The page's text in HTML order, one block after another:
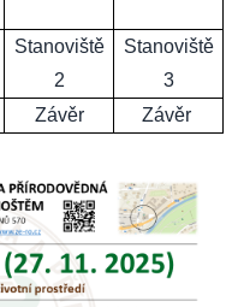
Stanoviště
2
Stanoviště
3
Závěr Závěr